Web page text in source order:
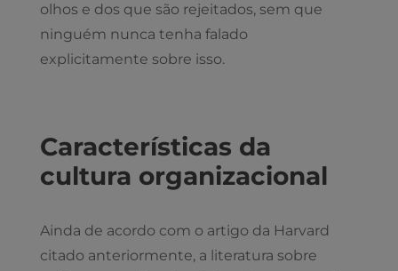
olhos e dos que são rejeitados, sem que
ninguém nunca tenha falado
explicitamente sobre isso.
Características da
cultura organizacional
Ainda de acordo com o artigo da Harvard
citado anteriormente, a literatura sobre